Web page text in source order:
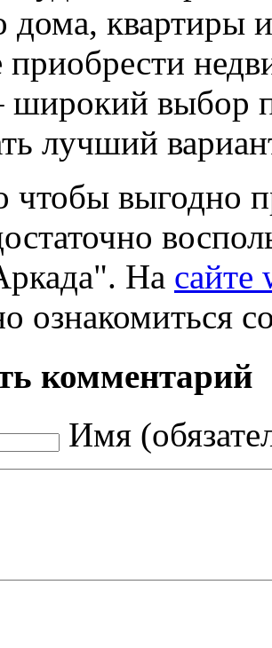
дома, квартиры
приобрести
широкий выбор
лучший
чтобы выгодно
На сайте
ознакомиться
комментарий
Имя